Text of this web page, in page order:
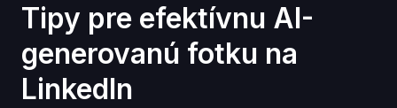
Tipy pre efektívnu AI-
generovanú fotku na
LinkedIn